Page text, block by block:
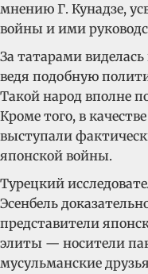
мнению Г. Кунадзе,
войны и ими
За татарами
ведя подобную
Такой народ вполне
Кроме того, в
выступали
японской войны.
Турецкий
Эсенбель
представители
элиты — носители
мусульманские